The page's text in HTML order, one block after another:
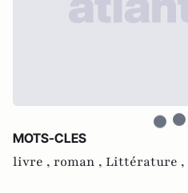
MOTS-CLES
livre , roman , Littérature ,